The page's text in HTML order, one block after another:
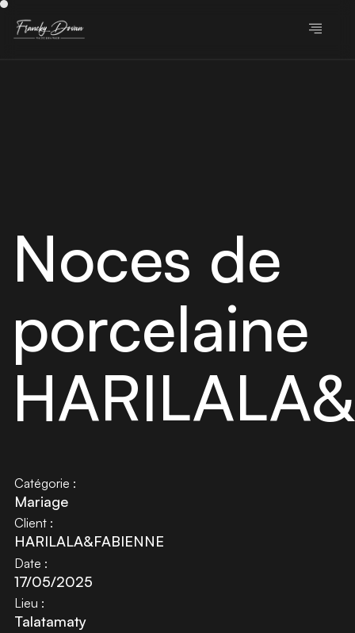
Noces de
porcelaine
Catégorie :
Mariage
Client :
HARILALA&FABIENNE
Date :
17/05/2025
Lieu :
Talatamaty